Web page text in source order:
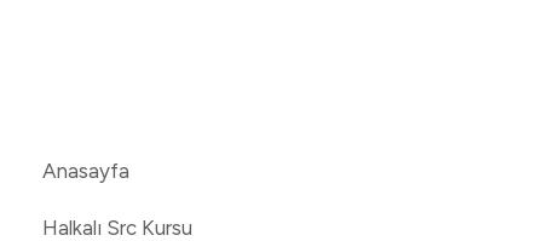
Anasayfa
Halkalı Src Kursu